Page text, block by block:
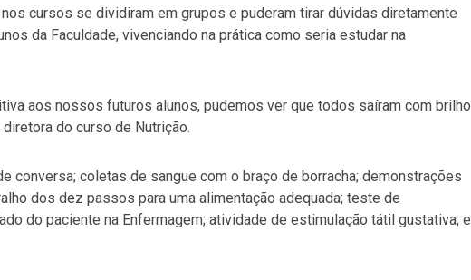
cursos se dividiram em grupos e puderam tirar dúvidas diretamente
da Faculdade, vivenciando na prática como seria estudar na
aos nossos futuros alunos, pudemos ver que todos saíram com brilho
do curso de Nutrição.
conversa; coletas de sangue com o braço de borracha; demonstrações
dos dez passos para uma alimentação adequada; teste de
do paciente na Enfermagem; atividade de estimulação tátil gustativa; e